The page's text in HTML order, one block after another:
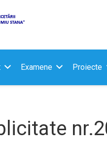
Examene Proiecte